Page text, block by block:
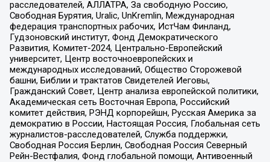
расследователей, АЛЛАТРА, За свободную Россию,
Свободная Бурятия, Uralic, UnKremlin, Международная
федерация транспортных рабочих, ИстЧам Финланд,
Гудзоновский институт, Фонд Демократического
Развития, Комитет-2024, Центрально-Европейский
университет, Центр восточноевропейских и
международных исследований, Общество Сторожевой
башни, Библии и трактатов Свидетелей Иеговы,
Гражданский Совет, Центр анализа европейской политики,
Академическая сеть Восточная Европа, Российский
комитет действия, РЭНД корпорейшн, Русская Америка за
демократию в России, Настоящая Россия, Глобальная сеть
журналистов-расследователей, Служба поддержки,
Свободная Россия Берлин, Свободная Россия Северный
Рейн-Вестфалия, Фонд глобальной помощи, Антивоенный